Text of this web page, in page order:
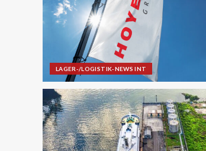
LAGER-/LOGISTIK-NEWS INT